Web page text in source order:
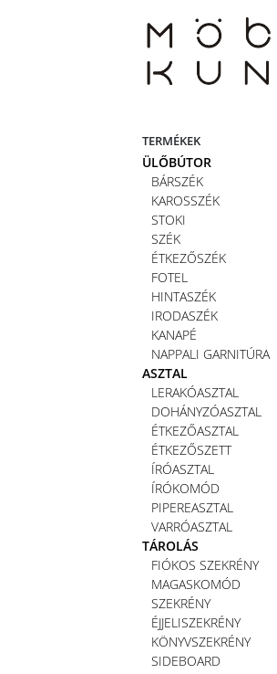
TERMÉKEK
ÜLŐBÚTOR
BÁRSZÉK
KAROSSZÉK
STOKI
SZÉK
ÉTKEZŐSZÉK
FOTEL
HINTASZÉK
IRODASZÉK
KANAPÉ
NAPPALI GARNITÚRA
ASZTAL
LERAKÓASZTAL
DOHÁNYZÓASZTAL
ÉTKEZŐASZTAL
ÉTKEZŐSZETT
ÍRÓASZTAL
ÍRÓKOMÓD
PIPEREASZTAL
VARRÓASZTAL
TÁROLÁS
FIÓKOS SZEKRÉNY
MAGASKOMÓD
SZEKRÉNY
ÉJJELISZEKRÉNY
KÖNYVSZEKRÉNY
SIDEBOARD